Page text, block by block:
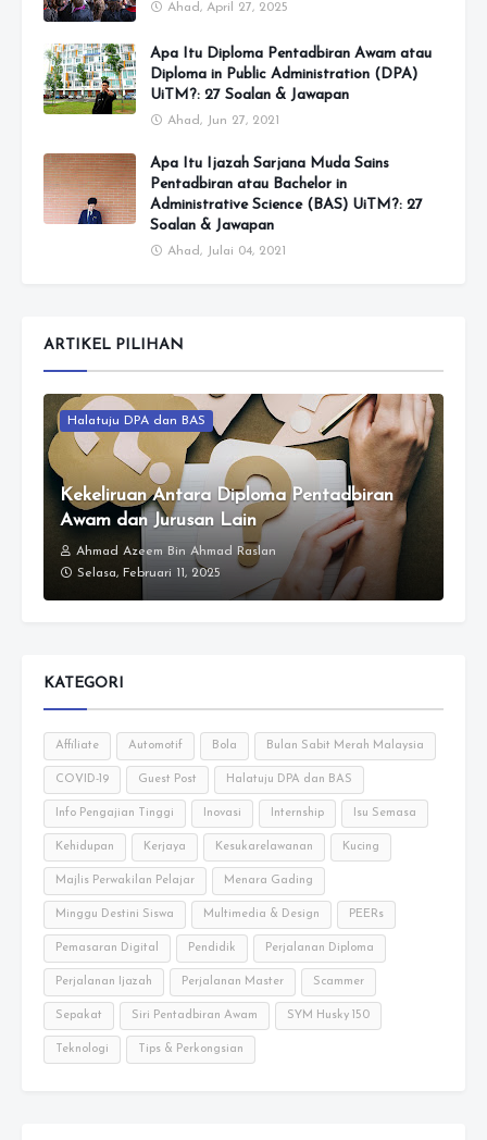
Ahad, April 27, 2025
Apa Itu Diploma Pentadbiran Awam atau
Diploma in Public Administration (DPA)
UiTM?: 27 Soalan & Jawapan
Ahad, Jun 27, 2021
Apa Itu Ijazah Sarjana Muda Sains
Pentadbiran atau Bachelor in
Administrative Science (BAS) UiTM?: 27
Soalan & Jawapan
Ahad, Julai 04, 2021
ARTIKEL PILIHAN
Halatuju DPA dan BAS
Kekeliruan Antara Diploma Pentadbiran
Awam dan Jurusan Lain
Ahmad Azeem Bin Ahmad Raslan
Selasa, Februari 11, 2025
KATEGORI
Affiliate Automotif Bola Bulan Sabit Merah Malaysia
COVID-19 Guest Post Halatuju DPA dan BAS
Info Pengajian Tinggi Inovasi Internship Isu Semasa
Kehidupan Kerjaya Kesukarelawanan Kucing
Majlis Perwakilan Pelajar Menara Gading
Minggu Destini Siswa Multimedia & Design PEERs
Pemasaran Digital Pendidik Perjalanan Diploma
Perjalanan Ijazah Perjalanan Master Scammer
Sepakat Siri Pentadbiran Awam SYM Husky 150
Teknologi Tips & Perkongsian